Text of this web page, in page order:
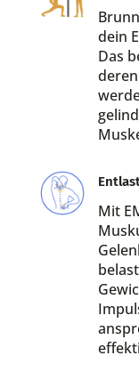
dein
Das
Mit